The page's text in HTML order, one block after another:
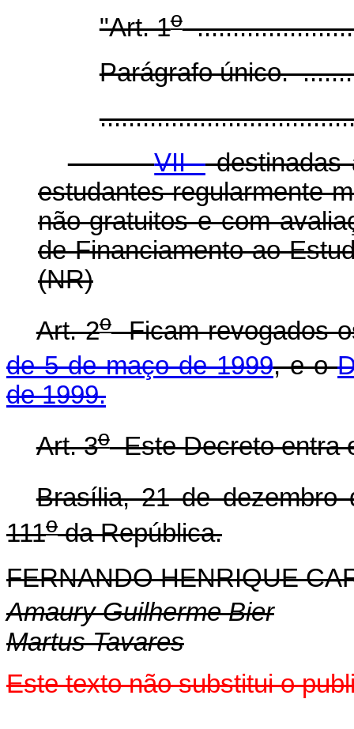
"Art. 1o
Parágrafo único.
VII -destinadas
estudantes regularmente
não-gratuitos e com
de Financiamento ao
(NR)
Art. 2oFicam revogados
de 5 de maço de 1999, e o
de 1999.
Art. 3oEste Decreto entra
Brasília, 21 de dezembro
111oda República.
FERNANDO HENRIQUE
Amaury Guilherme Bier
Martus Tavares
Este texto não substitui o